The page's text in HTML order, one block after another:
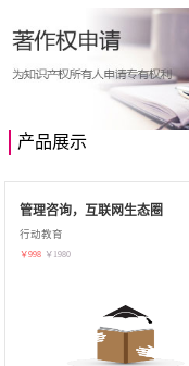
产品展示
管理咨询，互联网生态圈
行动教育
￥998 ￥ 1980